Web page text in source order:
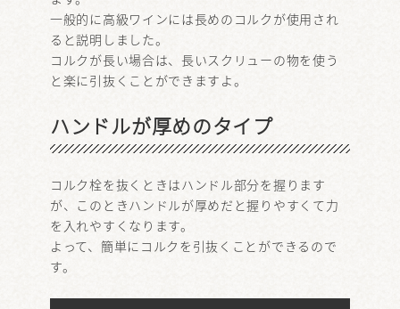
一般的に高級ワインには長めのコルクが使用され
ると説明しました。
コルクが長い場合は、長いスクリューの物を使う
と楽に引抜くことができますよ。
ハンドルが厚めのタイプ
コルク栓を抜くときはハンドル部分を握ります
が、このときハンドルが厚めだと握りやすくて力
を入れやすくなります。
よって、簡単にコルクを引抜くことができるので
す。